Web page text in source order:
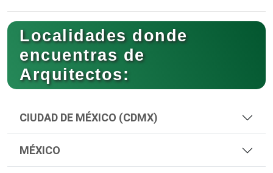
Localidades donde
encuentras de
Arquitectos:
CIUDAD DE MÉXICO (CDMX)
MÉXICO